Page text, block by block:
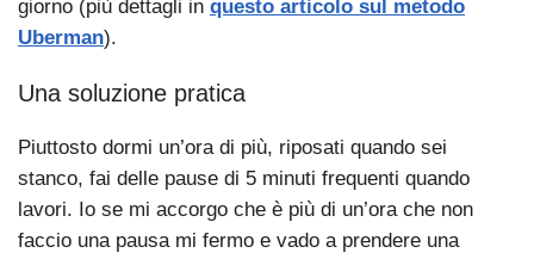
giorno (più dettagli in questo articolo sul metodo
Uberman).
Una soluzione pratica
Piuttosto dormi un’ora di più, riposati quando sei
stanco, fai delle pause di 5 minuti frequenti quando
lavori. Io se mi accorgo che è più di un’ora che non
faccio una pausa mi fermo e vado a prendere una